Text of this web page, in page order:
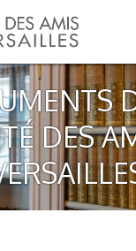
DES